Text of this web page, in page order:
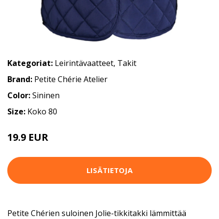
Kategoriat: Leirintävaatteet, Takit
Brand: Petite Chérie Atelier
Color:Sininen
Size: Koko 80
19.9 EUR
LISÄTIETOJA
Petite Chérien suloinen Jolie-tikkitakki lämmittää